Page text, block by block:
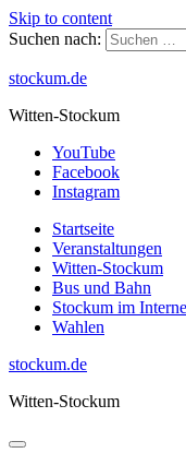
Skip to content
Suchen nach:
stockum.de
Witten-Stockum
YouTube
Facebook
Instagram
Startseite
Veranstaltungen
Witten-Stockum
Bus und Bahn
Stockum im
Wahlen
stockum.de
Witten-Stockum